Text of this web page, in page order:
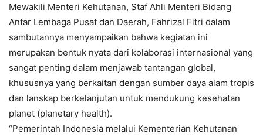
Mewakili Menteri Kehutanan, Staf Ahli Menteri Bidang
Antar Lembaga Pusat dan Daerah, Fahrizal Fitri dalam
sambutannya menyampaikan bahwa kegiatan ini
merupakan bentuk nyata dari kolaborasi internasional yang
sangat penting dalam menjawab tantangan global,
khususnya yang berkaitan dengan sumber daya alam tropis
dan lanskap berkelanjutan untuk mendukung kesehatan
planet (planetary health).
“Pemerintah Indonesia melalui Kementerian Kehutanan